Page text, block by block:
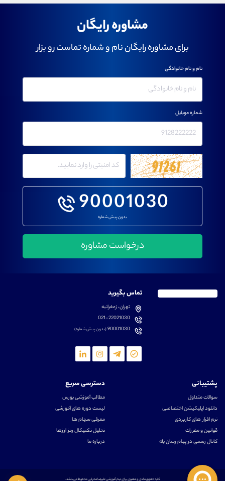
مشاوره رایگان
برای مشاوره رایگان نام و شماره تماست رو بزار
90001030
بدون پیش شماره
نام و نام خانوادگی
شماره موبایل
تماس بگیرید
تهران، زعفرانیه
021-22021030
90001030(بدون پیش شماره)
پشتیبانی
سوالات متداول
دانلود اپلیکیشن اختصاصی
نرم افزار های کاربردی
قوانین و مقررات
کانال رسمی در پیام رسان بله
دسترسی سریع
مطالب آموزشی بورس
لیست دوره های آموزشی
معرفی سهام ها
تحلیل تکنیکال رمز ارزها
درباره ما
کلیه حقوق مادی و معنوی برای تیم آموزشی علیرضا محرابی محفوظ می باشد.